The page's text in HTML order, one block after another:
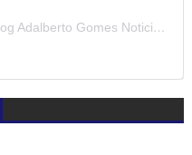
Uma publicação partilhada por Blog Adalberto Gomes Noticias (@blogadalbertogomesnoticiass)